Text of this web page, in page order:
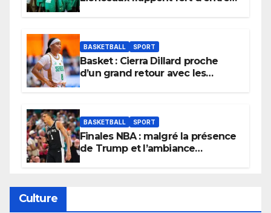
BASKETBALL SPORT
Basket : Cierra Dillard proche
d’un grand retour avec les
BASKETBALL SPORT
Finales NBA : malgré la présence
de Trump et l’ambiance
Culture